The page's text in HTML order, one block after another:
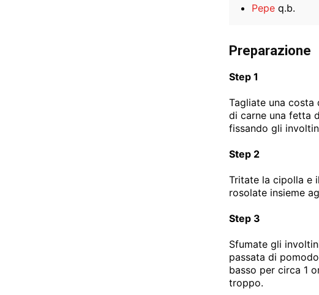
Pepe q.b.
Preparazione
Step 1
Tagliate una costa
di carne una fetta
fissando gli
Step 2
Tritate la cipolla e
rosolate insieme
Step 3
Sfumate gli
passata di
basso per circa 1
troppo.